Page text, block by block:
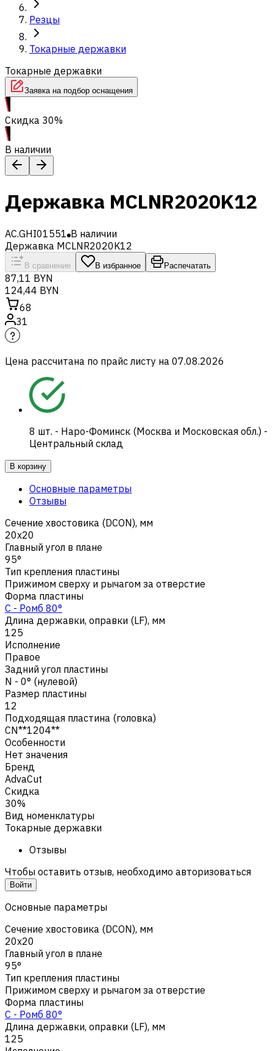
Резцы
Токарные державки
Токарные державки
Заявка на подбор оснащения
Скидка 30%
В наличии
Державка MCLNR2020K12
AC.GHI01551 В наличии
Державка MCLNR2020K12
В сравнение В избранное Распечатать
87,11 BYN
124,44 BYN
68
31
Цена рассчитана по прайс листу на 07.08.2026
8 шт. - Наро-Фоминск (Москва и Московская обл.) -
Центральный склад
В корзину
Основные параметры
Отзывы
Сечение хвостовика (DCON), мм
20x20
Главный угол в плане
95°
Тип крепления пластины
Прижимом сверху и рычагом за отверстие
Форма пластины
C - Ромб 80°
Длина державки, оправки (LF), мм
125
Исполнение
Правое
Задний угол пластины
N - 0° (нулевой)
Размер пластины
12
Подходящая пластина (головка)
CN**1204**
Особенности
Нет значения
Бренд
AdvaCut
Скидка
30%
Вид номенклатуры
Токарные державки
Отзывы
Чтобы оставить отзыв, необходимо авторизоваться
Войти
Основные параметры
Сечение хвостовика (DCON), мм
20x20
Главный угол в плане
95°
Тип крепления пластины
Прижимом сверху и рычагом за отверстие
Форма пластины
C - Ромб 80°
Длина державки, оправки (LF), мм
125